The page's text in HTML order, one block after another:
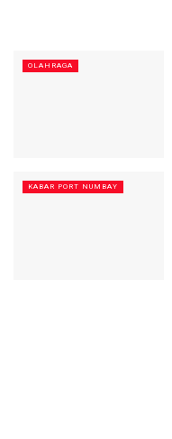
OLAHRAGA
KABAR PORT NUMBAY